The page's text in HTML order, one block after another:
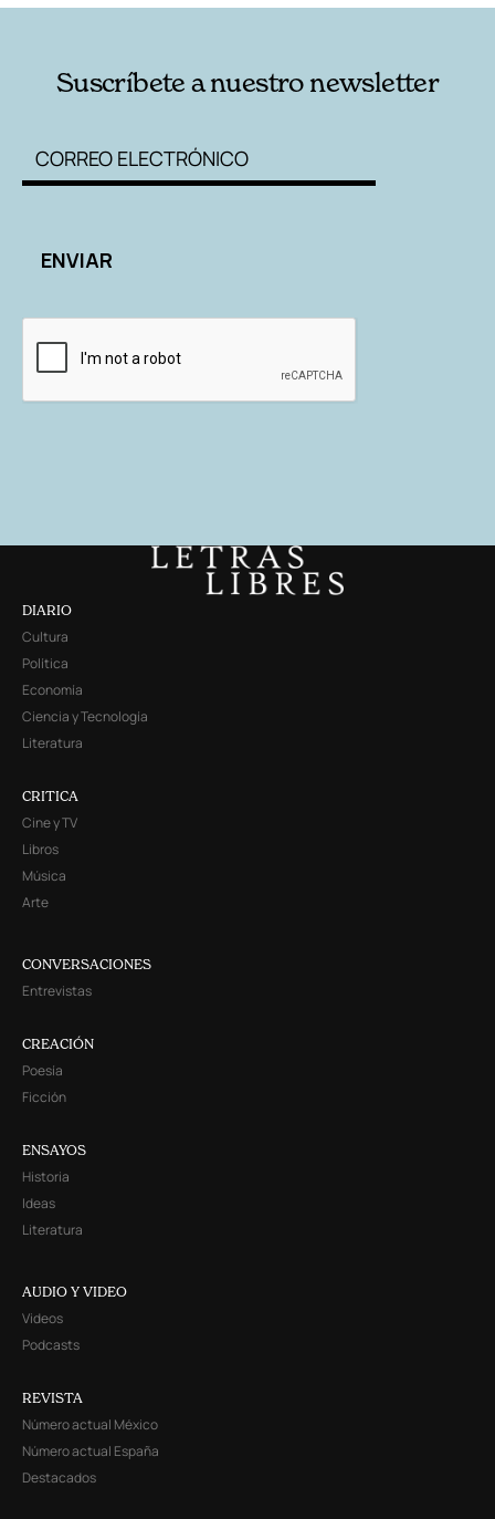
Suscríbete a nuestro newsletter
DIARIO
Cultura
Política
Economía
Ciencia y Tecnología
Literatura
CRITICA
Cine y TV
Libros
Música
Arte
CONVERSACIONES
Entrevistas
CREACIÓN
Poesía
Ficción
ENSAYOS
Historia
Ideas
Literatura
AUDIO Y VIDEO
Videos
Podcasts
REVISTA
Número actual México
Número actual España
Destacados